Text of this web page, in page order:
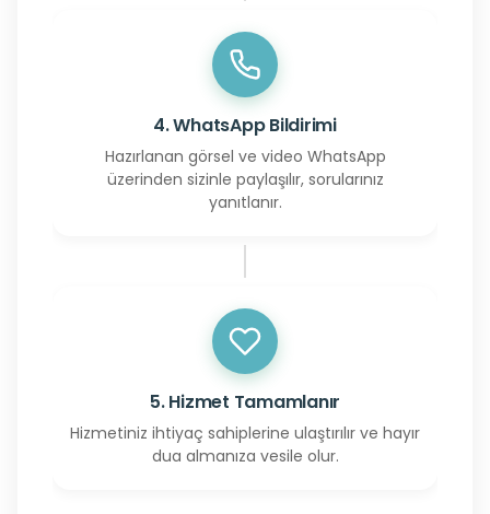
4. WhatsApp Bildirimi
Hazırlanan görsel ve video WhatsApp
üzerinden sizinle paylaşılır, sorularınız
yanıtlanır.
5. Hizmet Tamamlanır
Hizmetiniz ihtiyaç sahiplerine ulaştırılır ve hayır
dua almanıza vesile olur.